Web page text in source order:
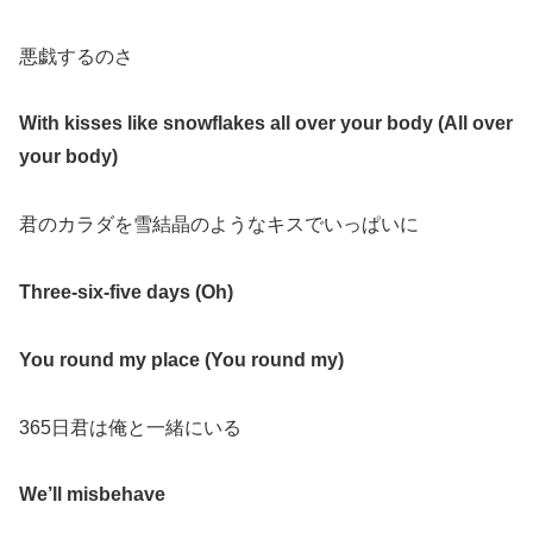
悪戯するのさ
With kisses like snowflakes all over your body (All over
your body)
君のカラダを雪結晶のようなキスでいっぱいに
Three-six-five days (Oh)
You round my place (You round my)
365日君は俺と一緒にいる
We’ll misbehave